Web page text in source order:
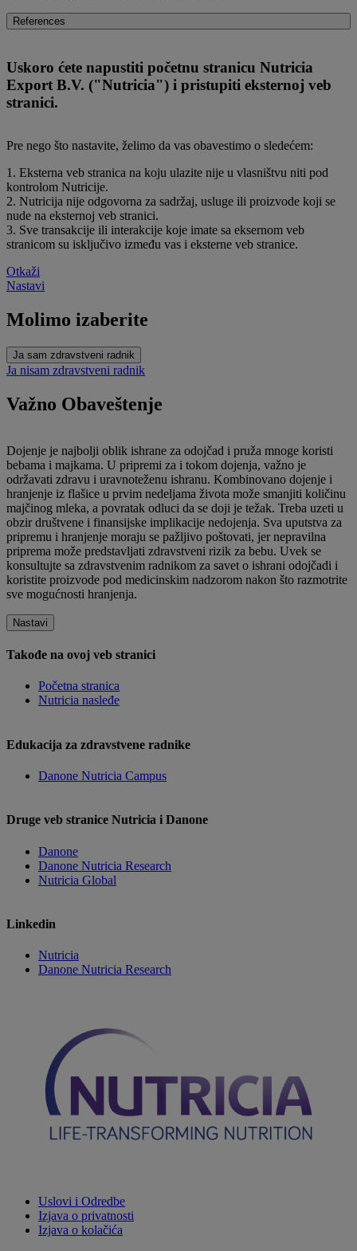
References
Uskoro ćete napustiti početnu stranicu Nutricia
Export B.V. ("Nutricia") i pristupiti eksternoj veb
stranici.
Pre nego što nastavite, želimo da vas obavestimo o sledećem:
1. Eksterna veb stranica na koju ulazite nije u vlasništvu niti pod
kontrolom Nutricije.
2. Nutricija nije odgovorna za sadržaj, usluge ili proizvode koji se
nude na eksternoj veb stranici.
3. Sve transakcije ili interakcije koje imate sa eksernom veb
stranicom su isključivo između vas i eksterne veb stranice.
Otkaži
Nastavi
Molimo izaberite
Ja sam zdravstveni radnik
Ja nisam zdravstveni radnik
Važno Obaveštenje
Dojenje je najbolji oblik ishrane za odojčad i pruža mnoge koristi
bebama i majkama. U pripremi za i tokom dojenja, važno je
održavati zdravu i uravnoteženu ishranu. Kombinovano dojenje i
hranjenje iz flašice u prvim nedeljama života može smanjiti količinu
majčinog mleka, a povratak odluci da se doji je težak. Treba uzeti u
obzir društvene i finansijske implikacije nedojenja. Sva uputstva za
pripremu i hranjenje moraju se pažljivo poštovati, jer nepravilna
priprema može predstavljati zdravstveni rizik za bebu. Uvek se
konsultujte sa zdravstvenim radnikom za savet o ishrani odojčadi i
koristite proizvode pod medicinskim nadzorom nakon što razmotrite
sve mogućnosti hranjenja.
Nastavi
Takođe na ovoj veb stranici
Početna stranica
Nutricia nasleđe
Edukacija za zdravstvene radnike
Danone Nutricia Campus
Druge veb stranice Nutricia i Danone
Danone
Danone Nutricia Research
Nutricia Global
Linkedin
Nutricia
Danone Nutricia Research
Uslovi i Odredbe
Izjava o privatnosti
Izjava o kolačića